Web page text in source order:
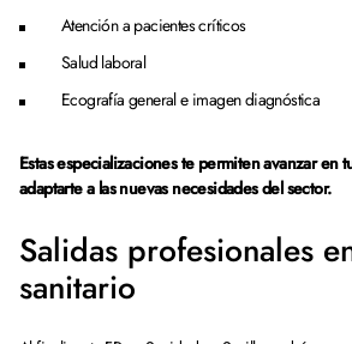
Atención a pacientes críticos
Salud laboral
Ecografía general e imagen diagnóstica
Estas especializaciones te permiten avanzar en
adaptarte a las nuevas necesidades del sector.
Salidas profesionales
sanitario